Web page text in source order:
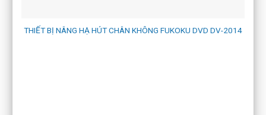
THIẾT BỊ NÂNG HẠ HÚT CHÂN KHÔNG FUKOKU DVD DV-2014